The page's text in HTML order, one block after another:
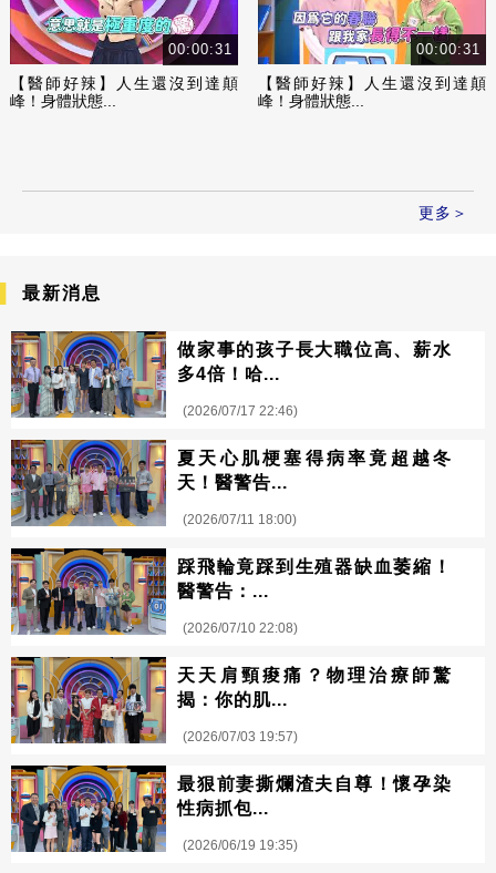
00:00:31
【醫師好辣】人生還沒到達顛
峰！身體狀態...
00:00:31
【醫師好辣】人生還沒到達顛
峰！身體狀態...
更多＞
最新消息
做家事的孩子長大職位高、薪水
多4倍！哈...
(2026/07/17 22:46)
夏天心肌梗塞得病率竟超越冬
天！醫警告...
(2026/07/11 18:00)
踩飛輪竟踩到生殖器缺血萎縮！
醫警告：...
(2026/07/10 22:08)
天天肩頸痠痛？物理治療師驚
揭：你的肌...
(2026/07/03 19:57)
最狠前妻撕爛渣夫自尊！懷孕染
性病抓包...
(2026/06/19 19:35)